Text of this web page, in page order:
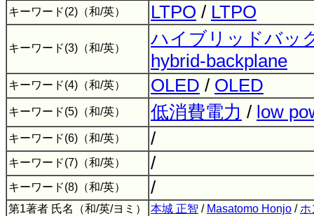
キーワード(2)（和/英） LTPO / LTPO
キーワード(3)（和/英）
ハイブリッドバッ
hybrid-backplane
キーワード(4)（和/英） OLED / OLED
キーワード(5)（和/英） 低消費電力 / low
キーワード(6)（和/英） /
キーワード(7)（和/英） /
キーワード(8)（和/英） /
第1著者 氏名（和/英/ヨミ） 本城 正智 / Masatomo Honjo / ホ